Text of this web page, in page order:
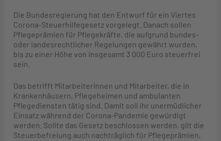
Die Bundesregierung hat den Entwurf für ein Viertes
Corona-Steuerhilfegesetz vorgelegt. Danach sollen
Pflegeprämien für Pflegekräfte, die aufgrund bundes-
oder landesrechtlicher Regelungen gewährt wurden,
bis zu einer Höhe von insgesamt 3 000 Euro steuerfrei
sein.
Das betrifft Mitarbeiterinnen und Mitarbeiter, die in
Krankenhäusern, Pflegeheimen und ambulanten
Pflegediensten tätig sind. Damit soll ihr unermüdlicher
Einsatz während der Corona-Pandemie gewürdigt
werden. Sollte das Gesetz beschlossen werden, gilt die
Steuerbefreiung auch nachträglich für Pflegeprämien,